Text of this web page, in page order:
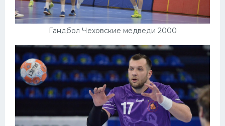
Гандбол Чеховские медведи 2000